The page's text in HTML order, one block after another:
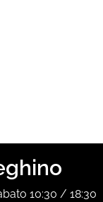
10:30 / 18:30